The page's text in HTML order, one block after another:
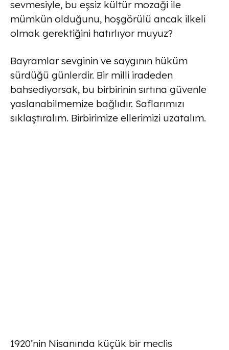
sevmesiyle, bu eşsiz kültür mozaği ile
mümkün olduğunu, hoşgörülü ancak ilkeli
olmak gerektiğini hatırlıyor muyuz?
Bayramlar sevginin ve saygının hüküm
sürdüğü günlerdir. Bir milli iradeden
bahsediyorsak, bu birbirinin sırtına güvenle
yaslanabilmemize bağlıdır. Saflarımızı
sıklaştıralım. Birbirimize ellerimizi uzatalım.
1920’nin Nisanında küçük bir meclis